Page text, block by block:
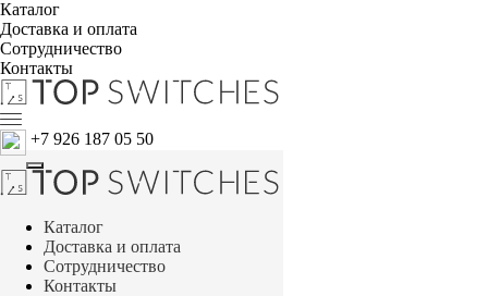
Каталог
Доставка и оплата
Сотрудничество
Контакты
+7 926 187 05 50
Каталог
Доставка и оплата
Сотрудничество
Контакты